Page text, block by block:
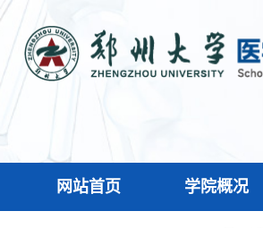
网站首页 学院概况